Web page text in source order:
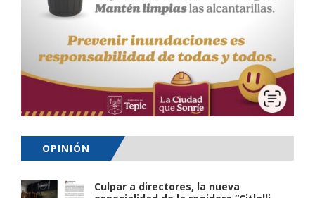
OPINIÓN
Culpar a directores, la nueva